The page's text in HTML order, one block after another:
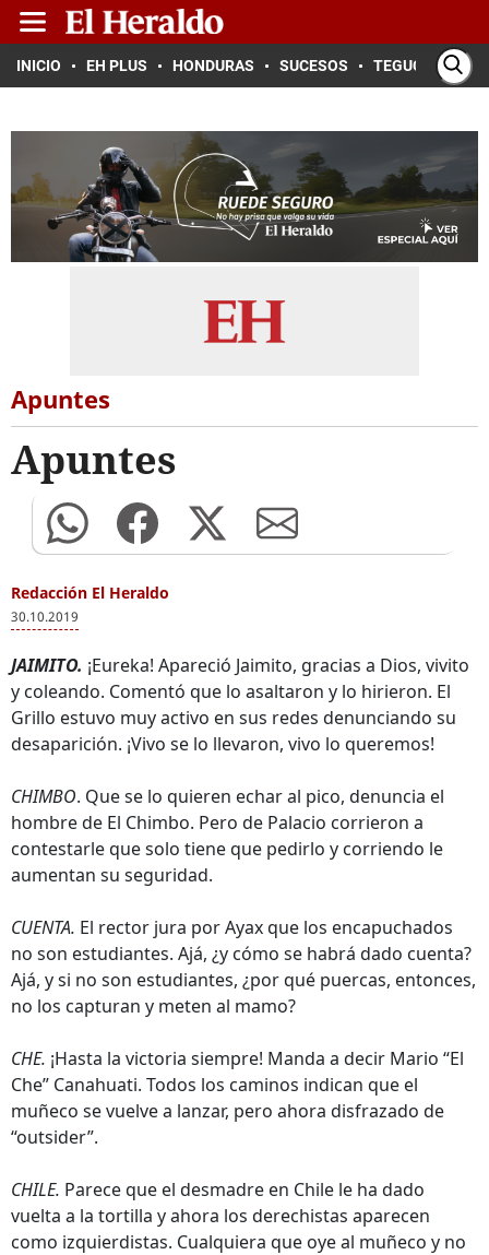
INICIO EH PLUS HONDURAS SUCESOS TEGUCIGALPA
Apuntes
Apuntes
Redacción El Heraldo
30.10.2019
JAIMITO. ¡Eureka! Apareció Jaimito, gracias a Dios, vivito
y coleando. Comentó que lo asaltaron y lo hirieron. El
Grillo estuvo muy activo en sus redes denunciando su
desaparición. ¡Vivo se lo llevaron, vivo lo queremos!
CHIMBO. Que se lo quieren echar al pico, denuncia el
hombre de El Chimbo. Pero de Palacio corrieron a
contestarle que solo tiene que pedirlo y corriendo le
aumentan su seguridad.
CUENTA. El rector jura por Ayax que los encapuchados
no son estudiantes. Ajá, ¿y cómo se habrá dado cuenta?
Ajá, y si no son estudiantes, ¿por qué puercas, entonces,
no los capturan y meten al mamo?
CHE. ¡Hasta la victoria siempre! Manda a decir Mario “El
Che” Canahuati. Todos los caminos indican que el
muñeco se vuelve a lanzar, pero ahora disfrazado de
“outsider”.
CHILE. Parece que el desmadre en Chile le ha dado
vuelta a la tortilla y ahora los derechistas aparecen
como izquierdistas. Cualquiera que oye al muñeco y no